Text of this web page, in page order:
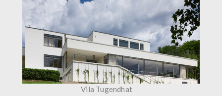
Vila Tugendhat